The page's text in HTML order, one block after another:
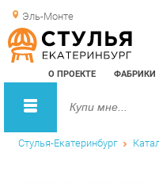
Эль-Монте
О ПРОЕКТЕ ФАБРИКИ
Стулья-Екатеринбург Каталог